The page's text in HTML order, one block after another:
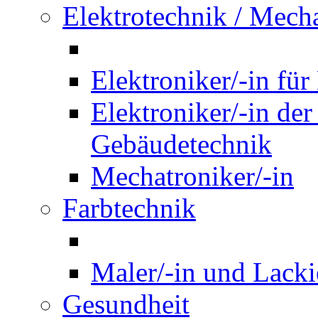
Elektrotechnik /
Elektroniker/-in für
Elektroniker/-in
Gebäudetechnik
Mechatroniker/-in
Farbtechnik
Maler/-in und
Gesundheit